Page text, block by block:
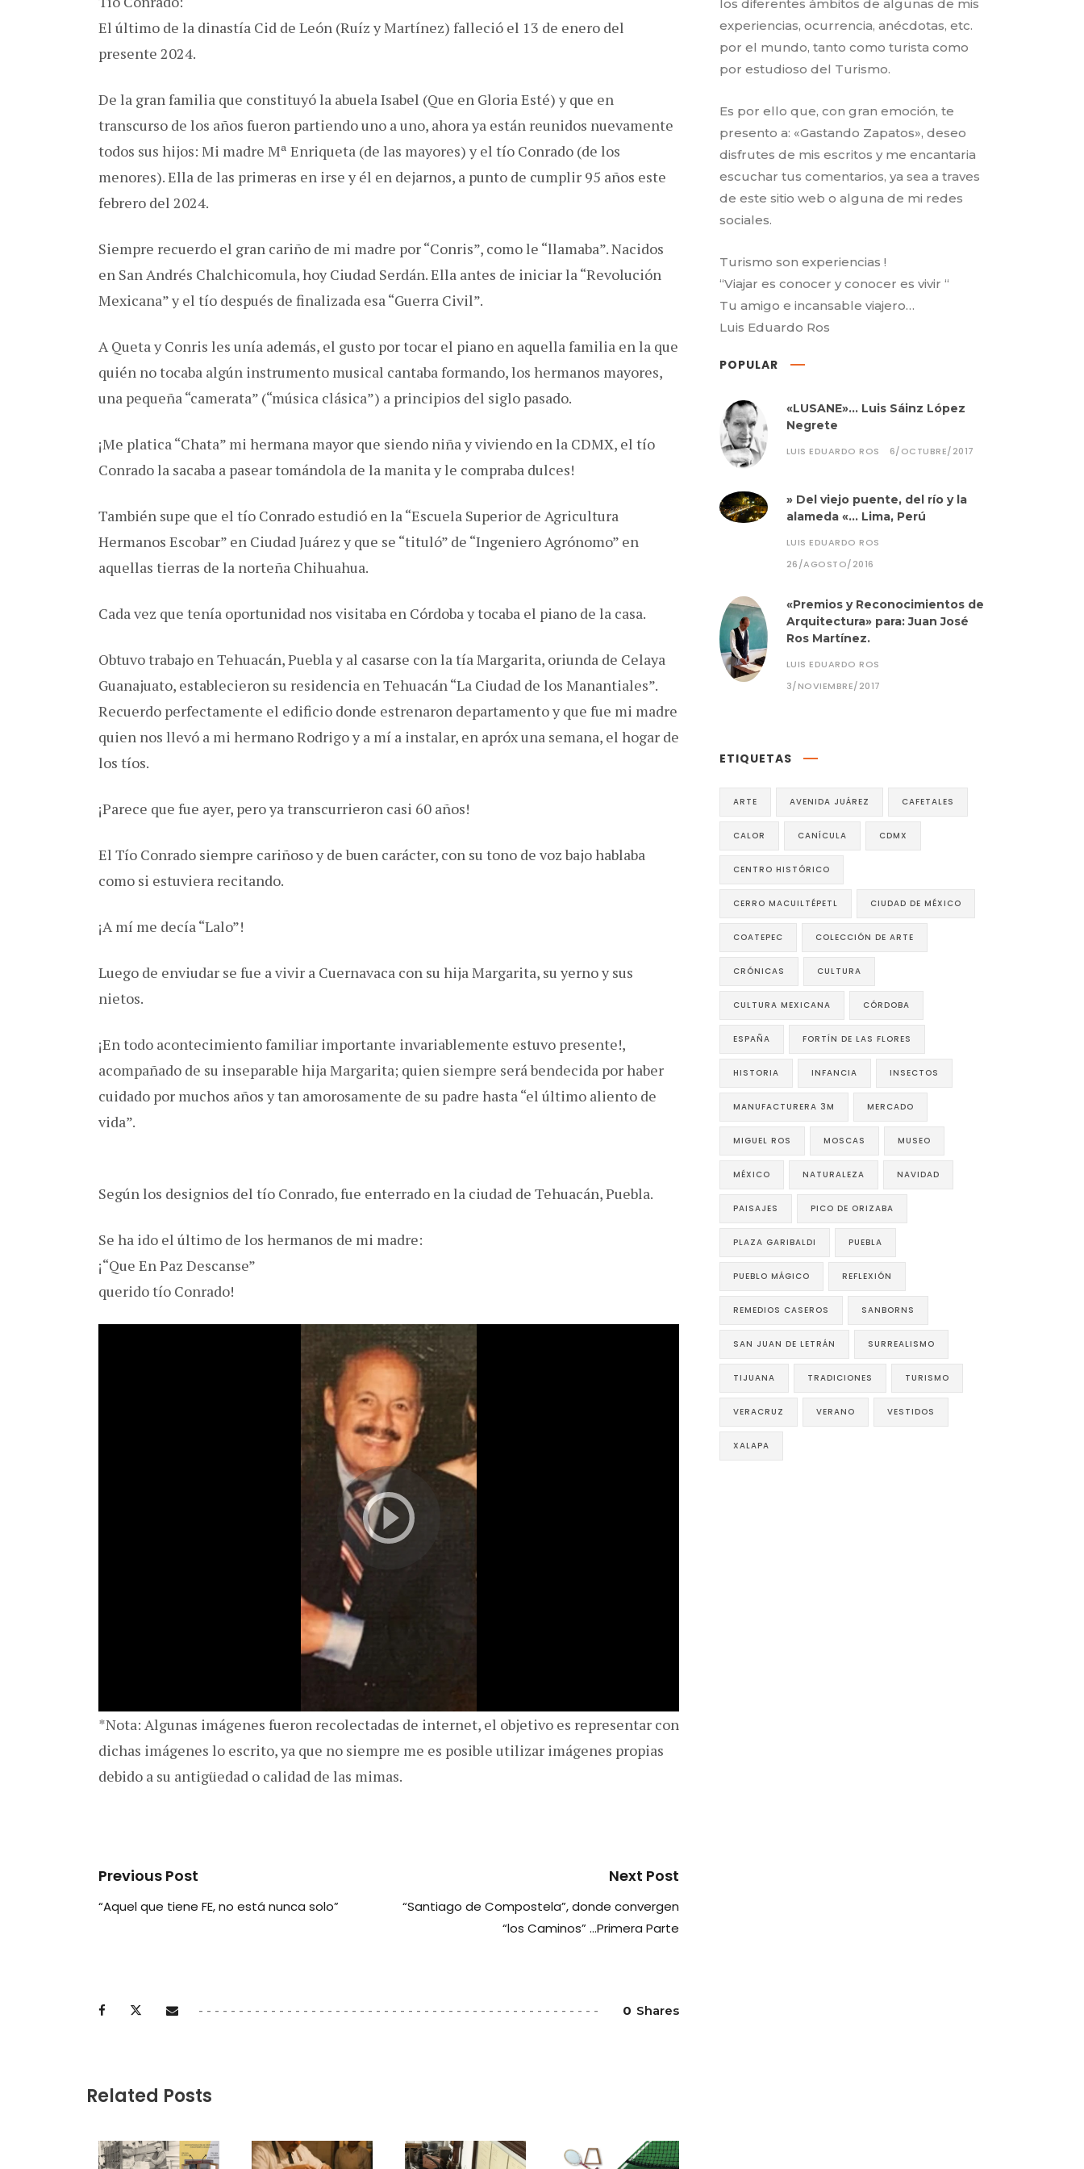
El último de la dinastía Cid de León (Ruíz y Martínez) falleció el 13 de enero del
presente 2024.
De la gran familia que constituyó la abuela Isabel (Que en Gloria Esté) y que en
transcurso de los años fueron partiendo uno a uno, ahora ya están reunidos nuevamente
todos sus hijos: Mi madre Mª Enriqueta (de las mayores) y el tío Conrado (de los
menores). Ella de las primeras en irse y él en dejarnos, a punto de cumplir 95 años este
febrero del 2024.
Siempre recuerdo el gran cariño de mi madre por “Conris”, como le “llamaba”. Nacidos
en San Andrés Chalchicomula, hoy Ciudad Serdán. Ella antes de iniciar la “Revolución
Mexicana” y el tío después de finalizada esa “Guerra Civil”.
A Queta y Conris les unía además, el gusto por tocar el piano en aquella familia en la que
quién no tocaba algún instrumento musical cantaba formando, los hermanos mayores,
una pequeña “camerata” (“música clásica”) a principios del siglo pasado.
¡Me platica “Chata” mi hermana mayor que siendo niña y viviendo en la CDMX, el tío
Conrado la sacaba a pasear tomándola de la manita y le compraba dulces!
También supe que el tío Conrado estudió en la “Escuela Superior de Agricultura
Hermanos Escobar” en Ciudad Juárez y que se “tituló” de “Ingeniero Agrónomo” en
aquellas tierras de la norteña Chihuahua.
Cada vez que tenía oportunidad nos visitaba en Córdoba y tocaba el piano de la casa.
Obtuvo trabajo en Tehuacán, Puebla y al casarse con la tía Margarita, oriunda de Celaya
Guanajuato, establecieron su residencia en Tehuacán “La Ciudad de los Manantiales”.
Recuerdo perfectamente el edificio donde estrenaron departamento y que fue mi madre
quien nos llevó a mi hermano Rodrigo y a mí a instalar, en apróx una semana, el hogar de
los tíos.
¡Parece que fue ayer, pero ya transcurrieron casi 60 años!
El Tío Conrado siempre cariñoso y de buen carácter, con su tono de voz bajo hablaba
como si estuviera recitando.
¡A mí me decía “Lalo”!
Luego de enviudar se fue a vivir a Cuernavaca con su hija Margarita, su yerno y sus
nietos.
¡En todo acontecimiento familiar importante invariablemente estuvo presente!,
acompañado de su inseparable hija Margarita; quien siempre será bendecida por haber
cuidado por muchos años y tan amorosamente de su padre hasta “el último aliento de
vida”.
Según los designios del tío Conrado, fue enterrado en la ciudad de Tehuacán, Puebla.
Se ha ido el último de los hermanos de mi madre:
¡“Que En Paz Descanse”
querido tío Conrado!
*Nota: Algunas imágenes fueron recolectadas de internet, el objetivo es representar con
dichas imágenes lo escrito, ya que no siempre me es posible utilizar imágenes propias
debido a su antigüedad o calidad de las mimas.
Previous Post
“Aquel que tiene FE, no está nunca solo”
Next Post
“Santiago de Compostela”, donde convergen
“los Caminos” …Primera Parte
0 Shares
Related Posts
los diferentes ámbitos de algunas de mis
experiencias, ocurrencia, anécdotas, etc.
por el mundo, tanto como turista como
por estudioso del Turismo.
Es por ello que, con gran emoción, te
presento a: «Gastando Zapatos», deseo
disfrutes de mis escritos y me encantaria
escuchar tus comentarios, ya sea a traves
de este sitio web o alguna de mi redes
sociales.
Turismo son experiencias !
“Viajar es conocer y conocer es vivir “
Tu amigo e incansable viajero…
Luis Eduardo Ros
POPULAR
«LUSANE»… Luis Sáinz López
Negrete
LUIS EDUARDO ROS 6/OCTUBRE/2017
» Del viejo puente, del río y la
alameda «… Lima, Perú
LUIS EDUARDO ROS
26/AGOSTO/2016
«Premios y Reconocimientos de
Arquitectura» para: Juan José
Ros Martínez.
LUIS EDUARDO ROS
3/NOVIEMBRE/2017
ETIQUETAS
ARTE AVENIDA JUÁREZ CAFETALES
CALOR CANÍCULA CDMX
CENTRO HISTÓRICO
CERRO MACUILTÉPETL CIUDAD DE MÉXICO
COATEPEC COLECCIÓN DE ARTE
CRÓNICAS CULTURA
CULTURA MEXICANA CÓRDOBA
ESPAÑA FORTÍN DE LAS FLORES
HISTORIA INFANCIA INSECTOS
MANUFACTURERA 3M MERCADO
MIGUEL ROS MOSCAS MUSEO
MÉXICO NATURALEZA NAVIDAD
PAISAJES PICO DE ORIZABA
PLAZA GARIBALDI PUEBLA
PUEBLO MÁGICO REFLEXIÓN
REMEDIOS CASEROS SANBORNS
SAN JUAN DE LETRÁN SURREALISMO
TIJUANA TRADICIONES TURISMO
VERACRUZ VERANO VESTIDOS
XALAPA